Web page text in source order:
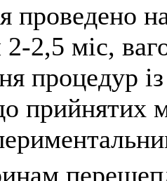
проведено
2-2,5 міс,
процедур
прийнятих